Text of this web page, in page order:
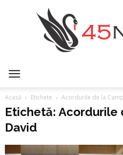
Acasă Etichete Acordurile de la
Etichetă: Acordurile
David